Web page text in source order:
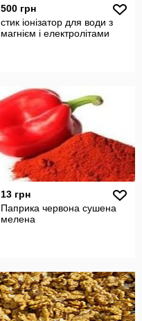
500 грн
стик іонізатор для води з
магнієм і електролітами
13 грн
Паприка червона сушена
мелена